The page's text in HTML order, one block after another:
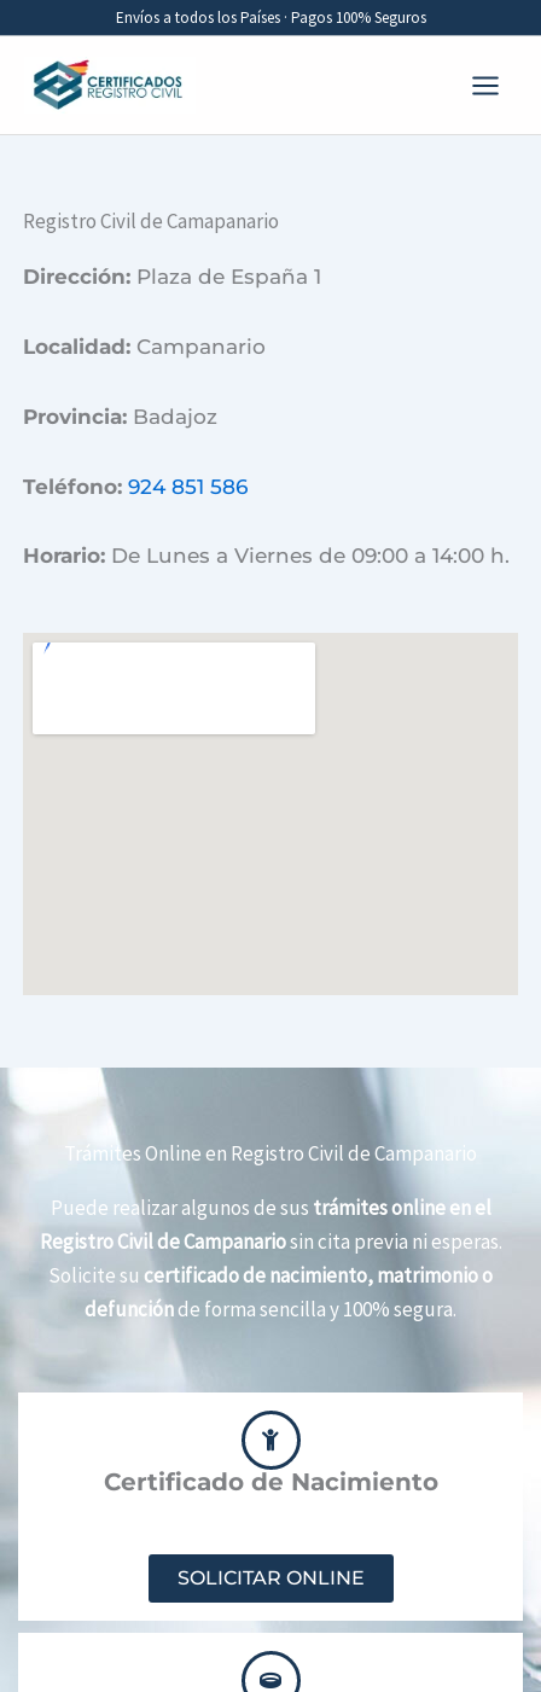
contenido
Envíos a todos los Países · Pagos 100% Seguros
Registro Civil de Camapanario
Dirección: Plaza de España 1
Localidad: Campanario
Provincia: Badajoz
Teléfono: 924 851 586
Horario: De Lunes a Viernes de 09:00 a 14:00 h.
Trámites Online en Registro Civil de Campanario
Puede realizar algunos de sus trámites online en el
Registro Civil de Campanariosin cita previa ni esperas.
Solicite su certificado de nacimiento, matrimonio o
defunciónde forma sencilla y 100% segura.
Certificado de Nacimiento
SOLICITAR ONLINE